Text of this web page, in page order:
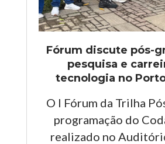
Fórum discute pós-
pesquisa e
tecnologia no
O I Fórum da Trilha
programação do
realizado no